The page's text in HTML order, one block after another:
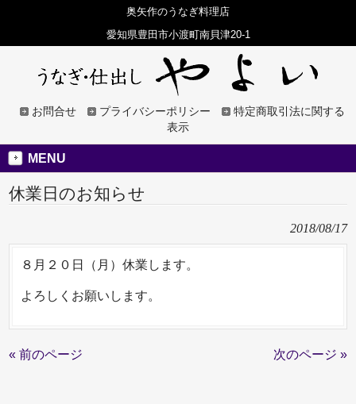
奥矢作のうなぎ料理店
愛知県豊田市小渡町南貝津20-1
お問合せ プライバシーポリシー
特定商取引法に関する
表示
MENU
休業日のお知らせ
2018/08/17
８月２０日（月）休業します。
よろしくお願いします。
« 前のページ 次のページ »